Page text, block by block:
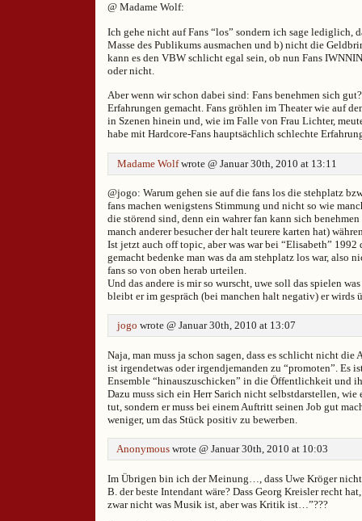
@ Madame Wolf:
Ich gehe nicht auf Fans “los” sondern ich sage lediglich,
Masse des Publikums ausmachen und b) nicht die
kann es den VBW schlicht egal sein, ob nun Fans
oder nicht.
Aber wenn wir schon dabei sind: Fans benehmen sich
Erfahrungen gemacht. Fans gröhlen im Theater wie auf
in Szenen hinein und, wie im Falle von Frau Lichter,
habe mit Hardcore-Fans hauptsächlich schlechte
Madame Wolfwrote @ Januar 30th, 2010 at 13:11
@jogo: Warum gehen sie auf die fans los die stehplatz
fans machen wenigstens Stimmung und nicht so wie
die störend sind, denn ein wahrer fan kann sich
manch anderer besucher der halt teurere karten hat)
Ist jetzt auch off topic, aber was war bei “Elisabeth” 1992
gemacht bedenke man was da am stehplatz los war, also
fans so von oben herab urteilen.
Und das andere is mir so wurscht, uwe soll das spielen
bleibt er im gespräch (bei manchen halt negativ) er wirds
jogo wrote @ Januar 30th, 2010 at 13:07
Naja, man muss ja schon sagen, dass es schlicht nicht die
ist irgendetwas oder irgendjemanden zu “promoten”. Es
Ensemble “hinauszuschicken” in die Öffentlichkeit und
Dazu muss sich ein Herr Sarich nicht selbstdarstellen, wie
tut, sondern er muss bei einem Auftritt seinen Job gut
weniger, um das Stück positiv zu bewerben.
Anonymous wrote @ Januar 30th, 2010 at 10:03
Im Übrigen bin ich der Meinung…, dass Uwe Kröger nicht
B. der beste Intendant wäre? Dass Georg Kreisler recht
zwar nicht was Musik ist, aber was Kritik ist…”???